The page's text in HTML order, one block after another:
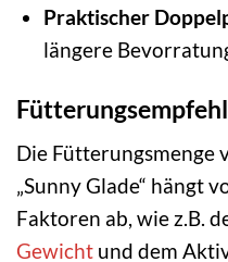
Praktischer
längere
Die Fütterungsmenge
„Sunny Glade“ hängt
Faktoren ab, wie z.B.
Gewicht und dem